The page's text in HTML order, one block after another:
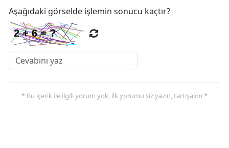
Aşağıdaki görselde işlemin sonucu kaçtır?
* Bu içerik ile ilgili yorum yok, ilk yorumu siz yazın, tartışalım *